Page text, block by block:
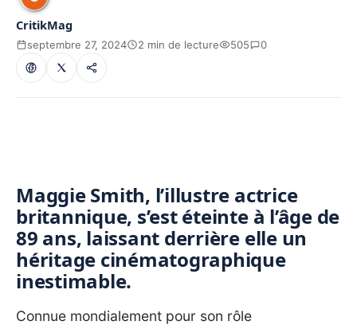
CritikMag
septembre 27, 2024 2 min de lecture 505 0
Maggie Smith, l’illustre actrice
britannique, s’est éteinte à l’âge de
89 ans, laissant derrière elle un
héritage cinématographique
inestimable.
Connue mondialement pour son rôle